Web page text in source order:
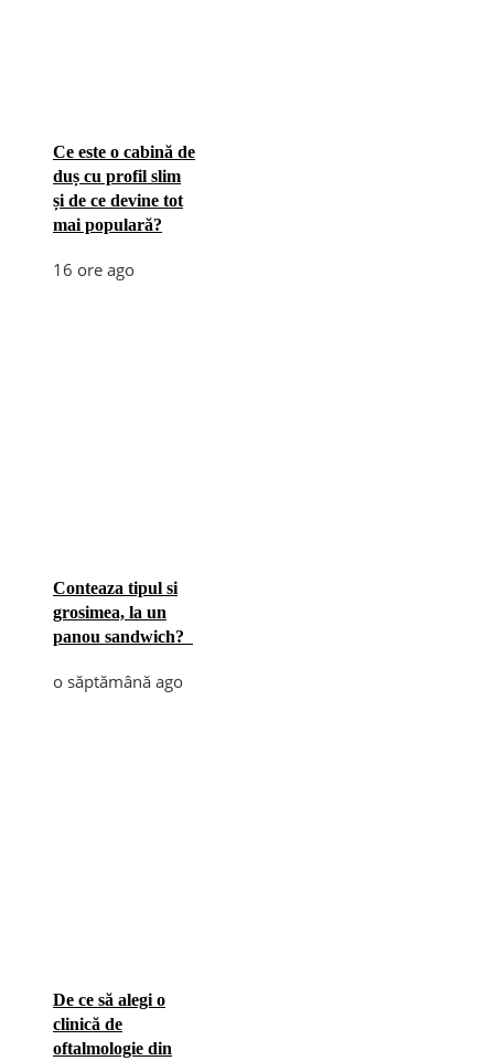
Ce este o cabină de
duș cu profil slim
și de ce devine tot
mai populară?
16 ore ago
Conteaza tipul si
grosimea, la un
panou sandwich?
o săptămână ago
De ce să alegi o
clinică de
oftalmologie din